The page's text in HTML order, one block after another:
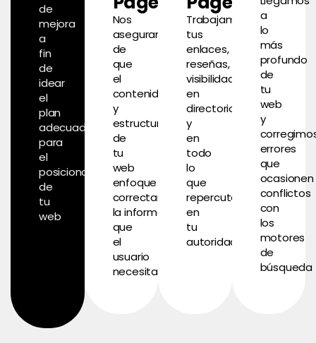
de
mejora
a
fin
de
idear
el
plan
adecuado
para
el
posicionamiento
de
tu
web
Nos
aseguramos
de
que
el
contenido
y
estructura
de
tu
web
enfoque
correctamente
lainformación
que
el
usuario
necesita
Trabajamos
tus
enlaces,
reseñas,
visibilidad
en
directorios,
y
en
todo
lo
que
repercute
en
tu
autoridad
a
lo
más
profundo
de
tu
web
y
errores
que
ocasionen
conflictos
con
los
motores
de
búsqueda